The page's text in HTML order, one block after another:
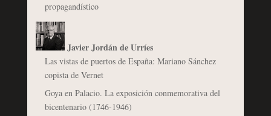
propagandístico
Javier Jordán de Urríes
Las vistas de puertos de España: Mariano Sánchez
copista de Vernet
Goya en Palacio. La exposición conmemorativa del
bicentenario (1746-1946)